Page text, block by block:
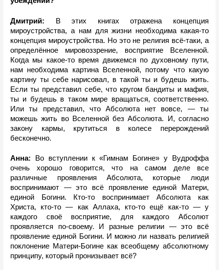
Дмитрий: В этих книгах отражена концепция
мироустройства, а нам для жизни необходима какая-то
концепция мироустройства. Но это не религия всё-таки, а
определённое мировоззрение, восприятие Вселенной.
Когда мы какое-то время движемся по духовному пути,
нам необходима картина Вселенной, потому что какую
картину ты себе нарисовал, в такой ты и будешь жить.
Если ты представил себе, что кругом бандиты и мафия,
ты и будешь в таком мире вращаться, соответственно.
Или ты представил, что Абсолюта нет вовсе, — ты
можешь жить во Вселенной без Абсолюта. И, согласно
закону кармы, крутиться в колесе перерождений
бесконечно.
Анна: Во вступлении к «Гимнам Богине» у Вудроффа
очень хорошо говорится, что на самом деле все
различные проявления Абсолюта, которые люди
воспринимают — это всё проявление единой Матери,
единой Богини. Кто-то воспринимает Абсолюта как
Христа, кто-то — как Аллаха, кто-то ещё как-то — у
каждого своё восприятие, для каждого Абсолют
проявляется по-своему. И разные религии — это всё
проявление единой Богини. И можно ли назвать религией
поклонение Матери-Богине как всеобщему абсолютному
принципу, который пронизывает всё?